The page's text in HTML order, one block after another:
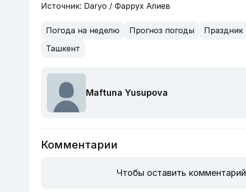
Источник: Daryo / Фаррух Алиев
Погода на неделю Прогноз погоды Праздник
Ташкент
Maftuna Yusupova
Комментарии
Чтобы оставить